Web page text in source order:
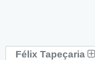
Félix Tapeçaria